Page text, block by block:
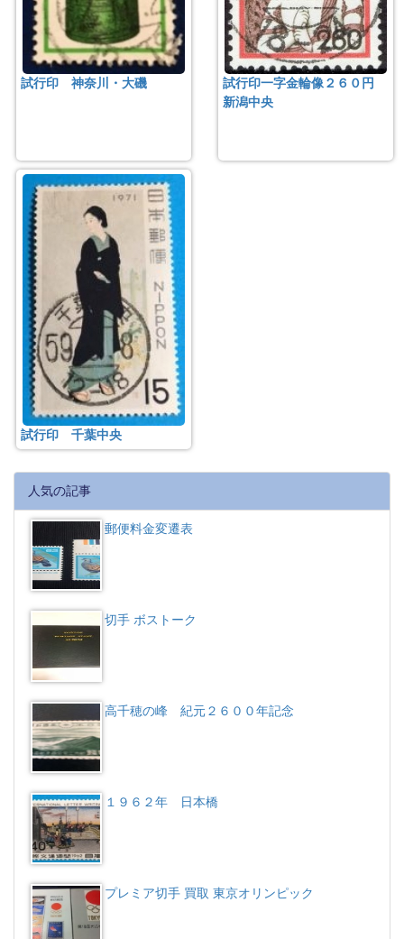
試行印 神奈川・大磯
試行印一字金輪像２６０円
新潟中央
試行印 千葉中央
人気の記事
郵便料金変遷表
切手 ボストーク
高千穂の峰 紀元２６００年記念
１９６２年 日本橋
プレミア切手 買取 東京オリンピック